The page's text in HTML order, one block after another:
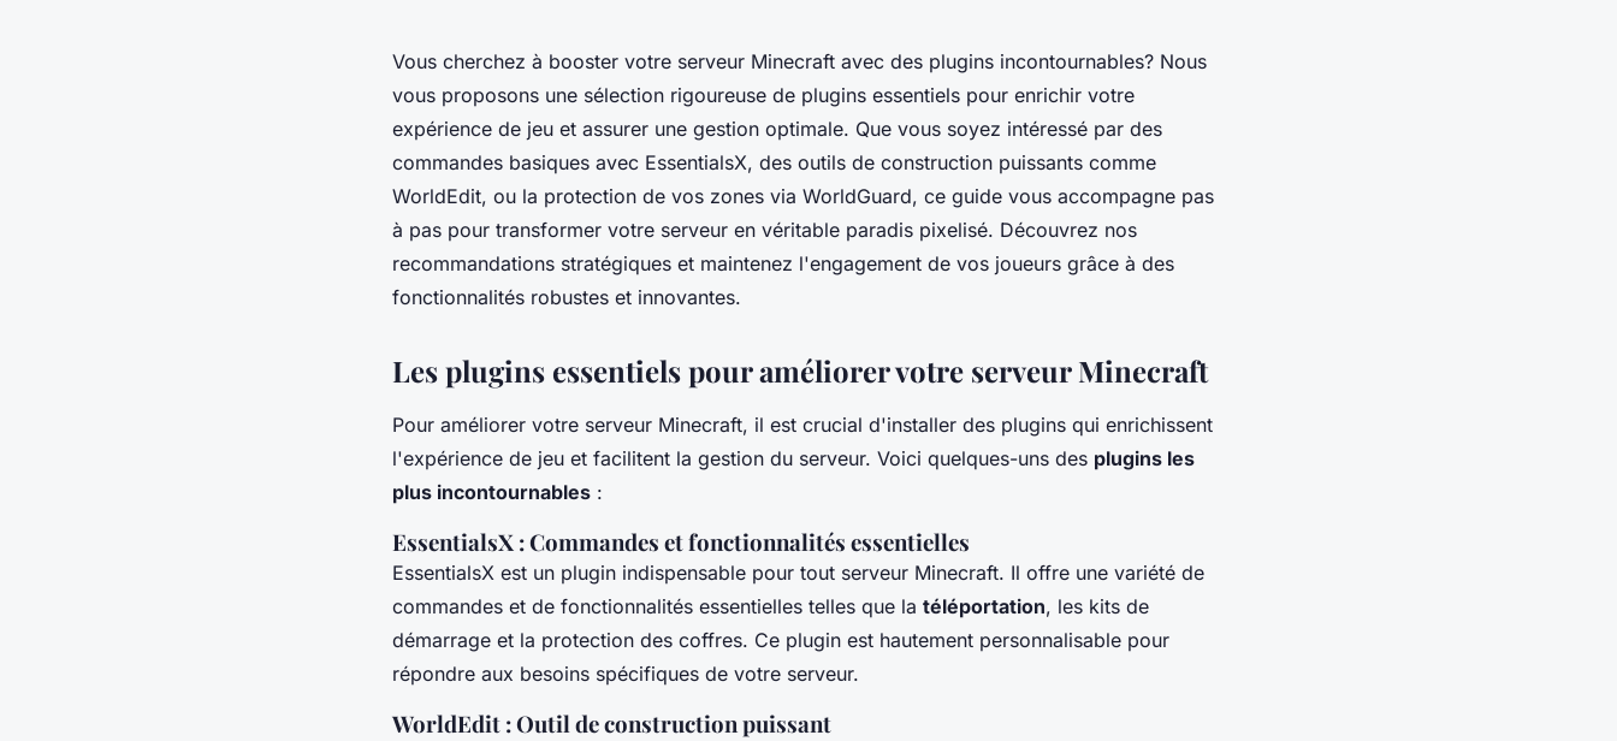
Les incontournables plugins
minecraft pour votre serveur
Vous cherchez à booster votre serveur Minecraft avec des plugins incontournables? Nous
vous proposons une sélection rigoureuse de plugins essentiels pour enrichir votre
expérience de jeu et assurer une gestion optimale. Que vous soyez intéressé par des
commandes basiques avec EssentialsX, des outils de construction puissants comme
WorldEdit, ou la protection de vos zones via WorldGuard, ce guide vous accompagne pas
à pas pour transformer votre serveur en véritable paradis pixelisé. Découvrez nos
recommandations stratégiques et maintenez l'engagement de vos joueurs grâce à des
fonctionnalités robustes et innovantes.
Les plugins essentiels pour améliorer votre serveur Minecraft
Pour améliorer votre serveur Minecraft, il est crucial d'installer des plugins qui enrichissent
l'expérience de jeu et facilitent la gestion du serveur. Voici quelques-uns des plugins les
plus incontournables :
EssentialsX : Commandes et fonctionnalités essentielles
EssentialsX est un plugin indispensable pour tout serveur Minecraft. Il offre une variété de
commandes et de fonctionnalités essentielles telles que la téléportation, les kits de
démarrage et la protection des coffres. Ce plugin est hautement personnalisable pour
répondre aux besoins spécifiques de votre serveur.
WorldEdit : Outil de construction puissant